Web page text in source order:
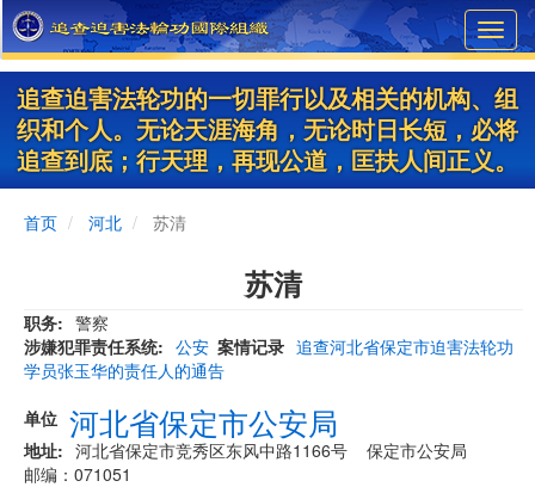
Skip
to
main
content
追查迫害法轮功的一切罪行以及相关的机构、组
织和个人。无论天涯海角，无论时日长短，必将
追查到底；行天理，再现公道，匡扶人间正义。
首页 河北 苏清
苏清
职务
警察
涉嫌犯罪责任系统
公安 案情记录 追查河北省保定市迫害法轮功
学员张玉华的责任人的通告
单位 河北省保定市公安局
地址
河北省保定市竞秀区东风中路1166号 保定市公安局
邮编：071051